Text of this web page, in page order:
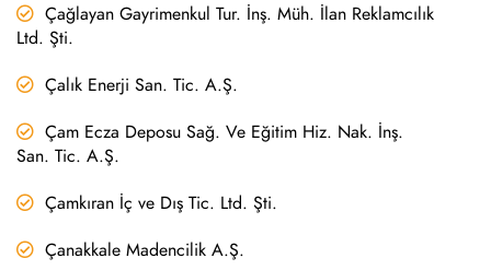
Çağlayan Gayrimenkul Tur. İnş. Müh. İlan Reklamcılık
Ltd. Şti.
Çalık Enerji San. Tic. A.Ş.
Çam Ecza Deposu Sağ. Ve Eğitim Hiz. Nak. İnş.
San. Tic. A.Ş.
Çamkıran İç ve Dış Tic. Ltd. Şti.
Çanakkale Madencilik A.Ş.